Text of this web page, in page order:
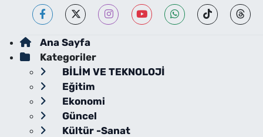
Ana Sayfa
Kategoriler
BİLİM VE TEKNOLOJİ
Eğitim
Ekonomi
Güncel
Kültür -Sanat